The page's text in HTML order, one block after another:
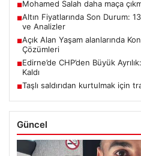
■Mohamed Salah daha maça
■Altın Fiyatlarında Son Durum:
ve Analizler
■Açık Alan Yaşam alanlarında
Çözümleri
■Edirne’de CHP’den Büyük
Kaldı
■Taşlı saldırıdan kurtulmak için
Güncel